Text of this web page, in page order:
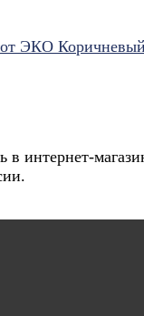
ЭКО
интернет-